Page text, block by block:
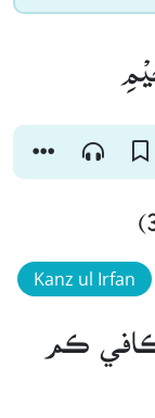
Kanz ul Irfan
ڪافي ڪم